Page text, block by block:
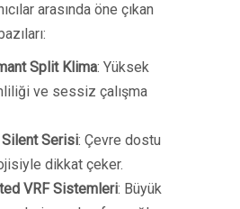
arasında öne çıkan
Split Klima: Yüksek
ve sessiz çalışma
Serisi: Çevre dostu
dikkat çeker.
VRF Sistemleri: Büyük